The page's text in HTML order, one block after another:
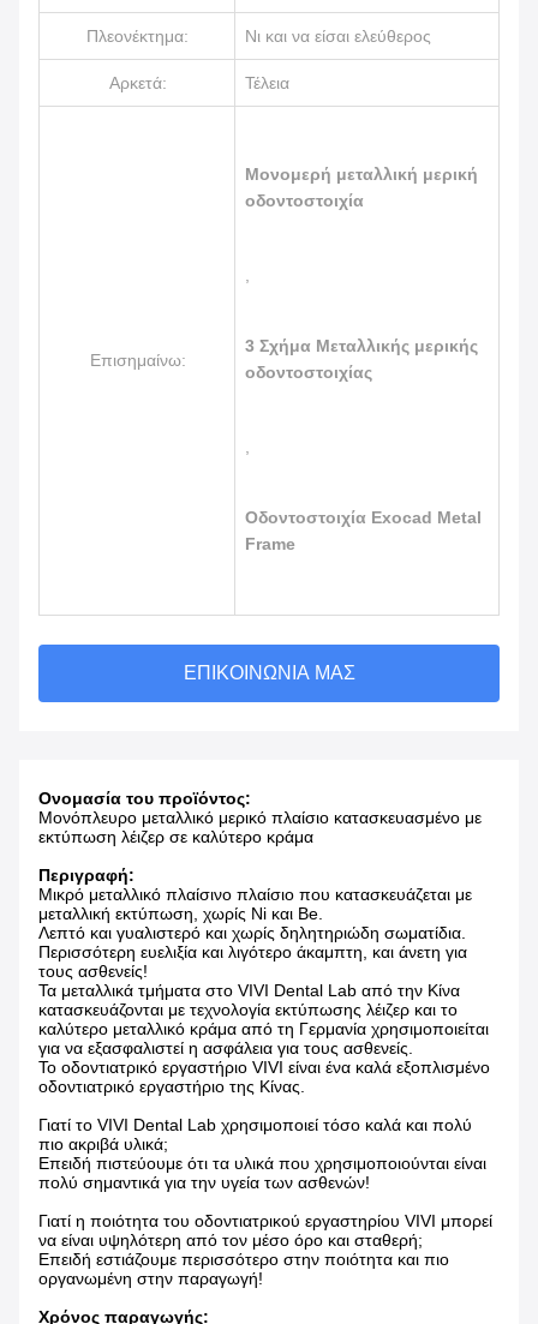
Πλεονέκτημα: Νι και να είσαι ελεύθερος
Αρκετά: Τέλεια
Επισημαίνω:
Μονομερή μεταλλική μερική
οδοντοστοιχία
3 Σχήμα Μεταλλικής μερικής
οδοντοστοιχίας
Οδοντοστοιχία Exocad Metal
Frame
ΕΠΙΚΟΙΝΩΝΊΑ ΜΑΣ
Ονομασία του προϊόντος:
Μονόπλευρο μεταλλικό μερικό πλαίσιο κατασκευασμένο με
εκτύπωση λέιζερ σε καλύτερο κράμα
Περιγραφή:
Μικρό μεταλλικό πλαίσινο πλαίσιο που κατασκευάζεται με
μεταλλική εκτύπωση, χωρίς Ni και Be.
Λεπτό και γυαλιστερό και χωρίς δηλητηριώδη σωματίδια.
Περισσότερη ευελιξία και λιγότερο άκαμπτη, και άνετη για
τους ασθενείς!
Τα μεταλλικά τμήματα στο VIVI Dental Lab από την Κίνα
κατασκευάζονται με τεχνολογία εκτύπωσης λέιζερ και το
καλύτερο μεταλλικό κράμα από τη Γερμανία χρησιμοποιείται
για να εξασφαλιστεί η ασφάλεια για τους ασθενείς.
Το οδοντιατρικό εργαστήριο VIVI είναι ένα καλά εξοπλισμένο
οδοντιατρικό εργαστήριο της Κίνας.
Γιατί το VIVI Dental Lab χρησιμοποιεί τόσο καλά και πολύ
πιο ακριβά υλικά;
Επειδή πιστεύουμε ότι τα υλικά που χρησιμοποιούνται είναι
πολύ σημαντικά για την υγεία των ασθενών!
Γιατί η ποιότητα του οδοντιατρικού εργαστηρίου VIVI μπορεί
να είναι υψηλότερη από τον μέσο όρο και σταθερή;
Επειδή εστιάζουμε περισσότερο στην ποιότητα και πιο
οργανωμένη στην παραγωγή!
Χρόνος παραγωγής: